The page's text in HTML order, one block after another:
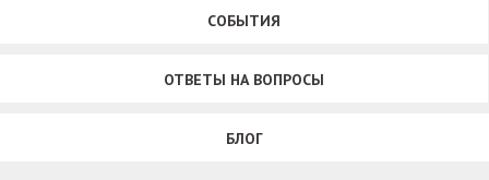
СОБЫТИЯ
ОТВЕТЫ НА ВОПРОСЫ
БЛОГ